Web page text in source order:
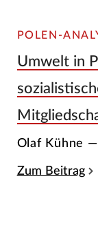
POLEN-
Umwelt in
Olaf Kühne
Zum Beitrag